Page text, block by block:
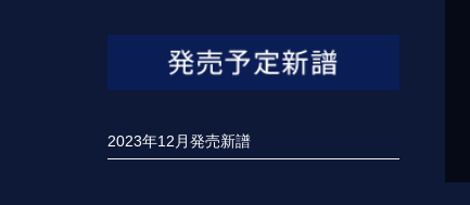
2023年12月発売新譜